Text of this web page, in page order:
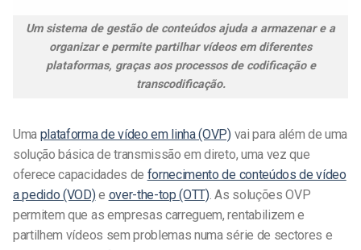
Um sistema de gestão de conteúdos ajuda a armazenar e a
organizar e permite partilhar vídeos em diferentes
plataformas, graças aos processos de codificação e
transcodificação.
Uma plataforma de vídeo em linha (OVP)vai para além de uma
solução básica de transmissão em direto, uma vez que
oferece capacidades de fornecimento de conteúdos de vídeo
a pedido (VOD)e over-the-top (OTT). As soluções OVP
permitem que as empresas carreguem, rentabilizem e
partilhem vídeos sem problemas numa série de sectores e